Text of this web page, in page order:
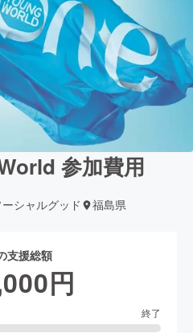
参加費用
ーシャルグッド 福島県
支援総額
円
終了